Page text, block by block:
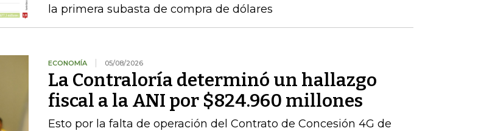
la primera subasta de compra de dólares
ECONOMÍA 05/08/2026
La Contraloría determinó un hallazgo
fiscal a la ANI por $824.960 millones
Esto por la falta de operación del Contrato de Concesión 4G de